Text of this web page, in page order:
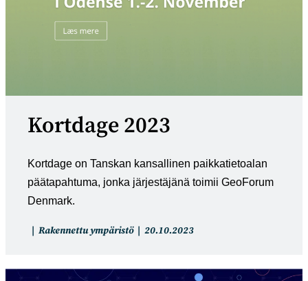
Kortdage 2023
Kortdage on Tanskan kansallinen paikkatietoalan
päätapahtuma, jonka järjestäjänä toimii GeoForum
Denmark.
Artikkelin
Rakennettu ympäristö
Artikkeli
20.10.2023